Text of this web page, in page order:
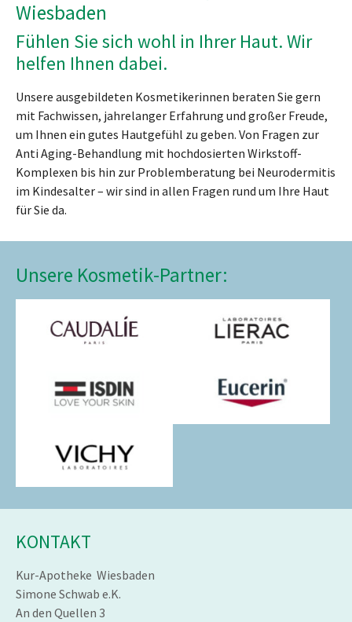
Wiesbaden
Fühlen Sie sich wohl in Ihrer Haut. Wir
helfen Ihnen dabei.
Unsere ausgebildeten Kosmetikerinnen beraten Sie gern
mit Fachwissen, jahrelanger Erfahrung und großer Freude,
um Ihnen ein gutes Hautgefühl zu geben. Von Fragen zur
Anti Aging-Behandlung mit hochdosierten Wirkstoff-
Komplexen bis hin zur Problemberatung bei Neurodermitis
im Kindesalter – wir sind in allen Fragen rund um Ihre Haut
für Sie da.
Unsere Kosmetik-Partner:
KONTAKT
Kur-Apotheke Wiesbaden
Simone Schwab e.K.
An den Quellen 3